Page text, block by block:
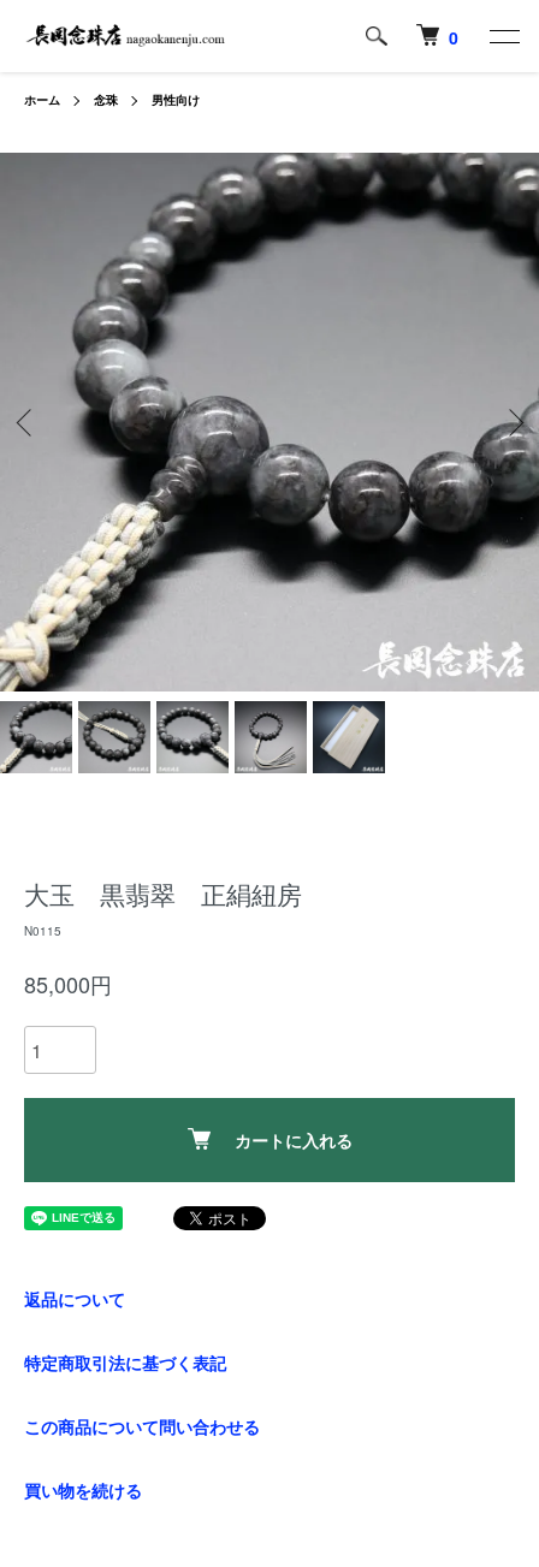
0
ホーム 念珠 男性向け
大玉 黒翡翠 正絹紐房
N0115
85,000円
カートに入れる
返品について
特定商取引法に基づく表記
この商品について問い合わせる
買い物を続ける